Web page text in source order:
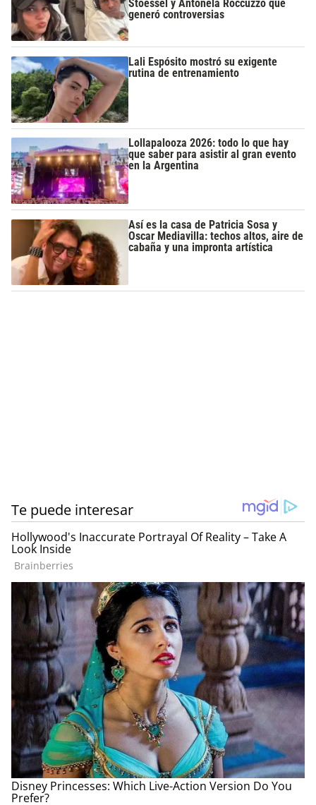
Stoessel y Antonela Roccuzzo que
generó controversias
Lali Espósito mostró su exigente
rutina de entrenamiento
Lollapalooza 2026: todo lo que hay
que saber para asistir al gran evento
en la Argentina
Así es la casa de Patricia Sosa y
Oscar Mediavilla: techos altos, aire de
cabaña y una impronta artística